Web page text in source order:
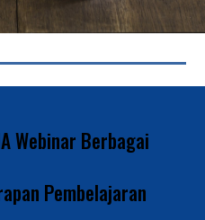
Webinar Berbagai
Pembelajaran